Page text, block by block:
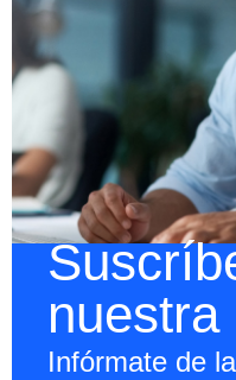
Infórmate de